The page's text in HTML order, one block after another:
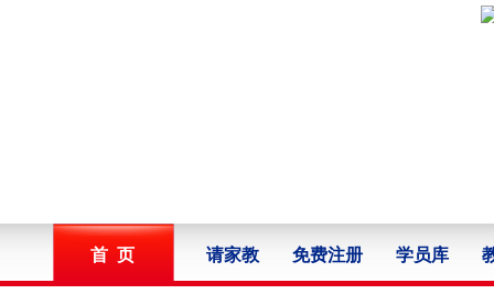
首 页 请家教 免费注册 学员库